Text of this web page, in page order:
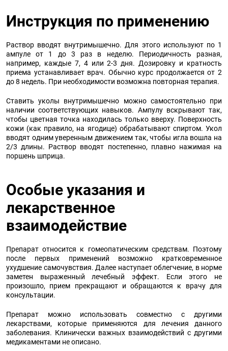
Инструкция по применению
Раствор вводят внутримышечно. Для этого используют по 1
ампуле от 1 до 3 раз в неделю. Периодичность разная,
например, каждые 7, 4 или 2-3 дня. Дозировку и кратность
приема устанавливает врач. Обычно курс продолжается от 2
до 8 недель. При необходимости возможна повторная терапия.
Ставить уколы внутримышечно можно самостоятельно при
наличии соответствующих навыков. Ампулу вскрывают так,
чтобы цветная точка находилась только вверху. Поверхность
кожи (как правило, на ягодице) обрабатывают спиртом. Укол
вводят одним уверенным движением так, чтобы игла вошла на
2/3 длины. Раствор вводят постепенно, плавно нажимая на
поршень шприца.
Особые указания и
лекарственное
взаимодействие
Препарат относится к гомеопатическим средствам. Поэтому
после первых применений возможно кратковременное
ухудшение самочувствия. Далее наступает облегчение, в норме
заметен выраженный лечебный эффект. Если этого не
произошло, прием прекращают и обращаются к врачу для
консультации.
Препарат можно использовать совместно с другими
лекарствами, которые применяются для лечения данного
заболевания. Клинически важных взаимодействий с другими
медикаментами не описано.